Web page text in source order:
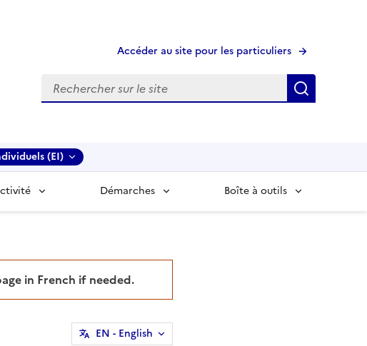
Accéder au site pour les particuliers
Recherche
(EI)
Démarches Boîte à outils
in French if needed.
EN - English